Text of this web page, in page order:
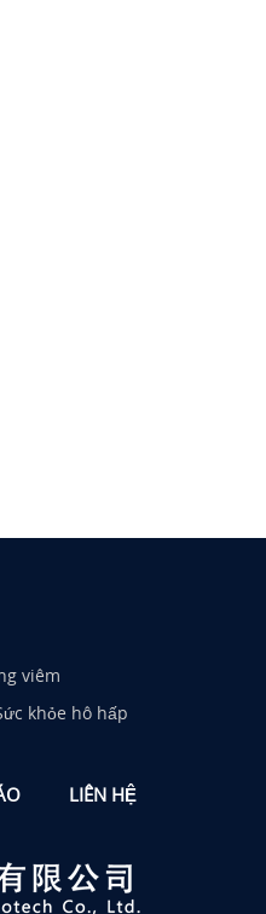
viêm
khỏe hô hấp
LIÊN HỆ